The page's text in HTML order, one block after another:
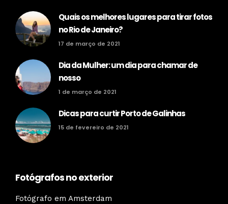
Quais os melhores lugares para tirar fotos
no Rio de Janeiro?
17 de março de 2021
Dia da Mulher: um dia para chamar de
nosso
1 de março de 2021
Dicas para curtir Porto de Galinhas
15 de fevereiro de 2021
Fotógrafos no exterior
Fotógrafo em Amsterdam